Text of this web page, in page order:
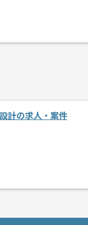
計の求人・案件